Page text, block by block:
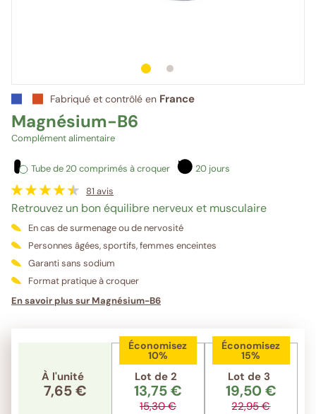
1sur 2 2sur 2
Fabriqué et contrôlé en France
Magnésium-B6
Complément alimentaire
Tube de 20 comprimés à croquer
20 jours
81 avis
Retrouvez un bon équilibre nerveux et musculaire
En cas de surmenage ou de nervosité
Personnes âgées, sportifs, femmes enceintes
Garanti sans sodium
Format pratique à croquer
En savoir plus sur Magnésium-B6
À l'unité
7,65 €
Économisez
10%
Lot de 2
13,75 €
15,30 €
Économisez
15%
Lot de 3
19,50 €
22,95 €